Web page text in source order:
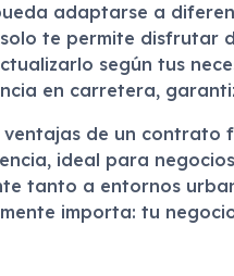
adaptarse a
te permite disfrutar
según tus
en carretera,
de un contrato
ideal para
tanto a entornos
importa: tu